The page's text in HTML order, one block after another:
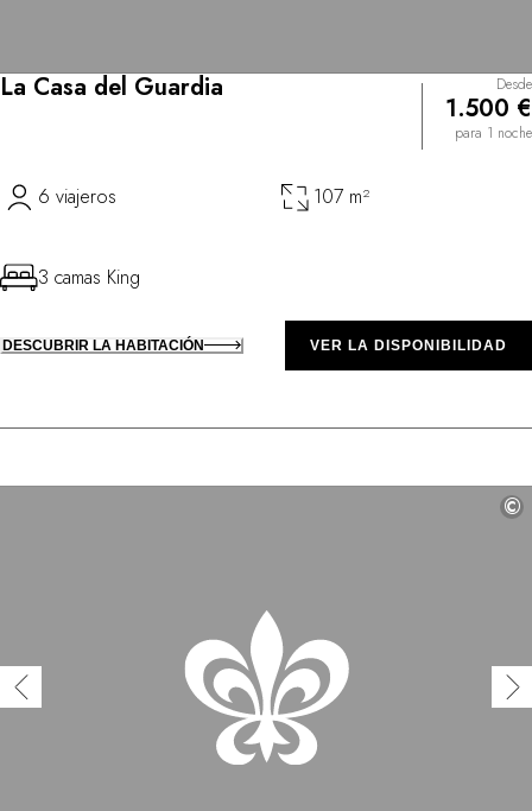
La Casa del Guardia Desde
1.500 €
para 1 noche
6 viajeros 107 m²
3 camas King
DESCUBRIR LA HABITACIÓN VER LA DISPONIBILIDAD
©